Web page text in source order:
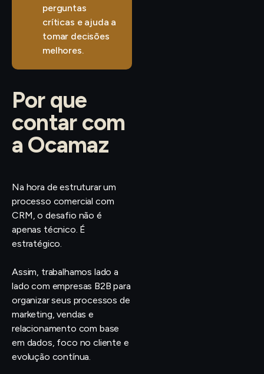
perguntas
críticas e ajuda a
tomar decisões
melhores.
Por que
contar com
a Ocamaz
Na hora de estruturar um
processo comercial com
CRM, o desafio não é
apenas técnico. É
estratégico.
Assim, trabalhamos lado a
lado com empresas B2B para
organizar seus processos de
marketing, vendas e
relacionamento com base
em dados, foco no cliente e
evolução contínua.